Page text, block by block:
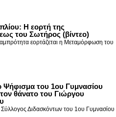
Η εορτή της
του Σωτήρος (βίντεο)
εορτάζεται η Μεταμόρφωση του
Ψήφισμα του 1ου Γυμνασίου
θάνατο του Γιώργου
Σύλλογος Διδασκόντων του 1ου Γυμνασίου